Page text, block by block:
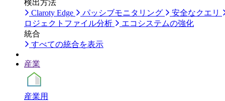
検出方法
Claroty Edge
パッシブモニタリング
安全なクエリ
ロジェクトファイル分析
エコシステムの強化
統合
すべての統合を表示
産業
産業用